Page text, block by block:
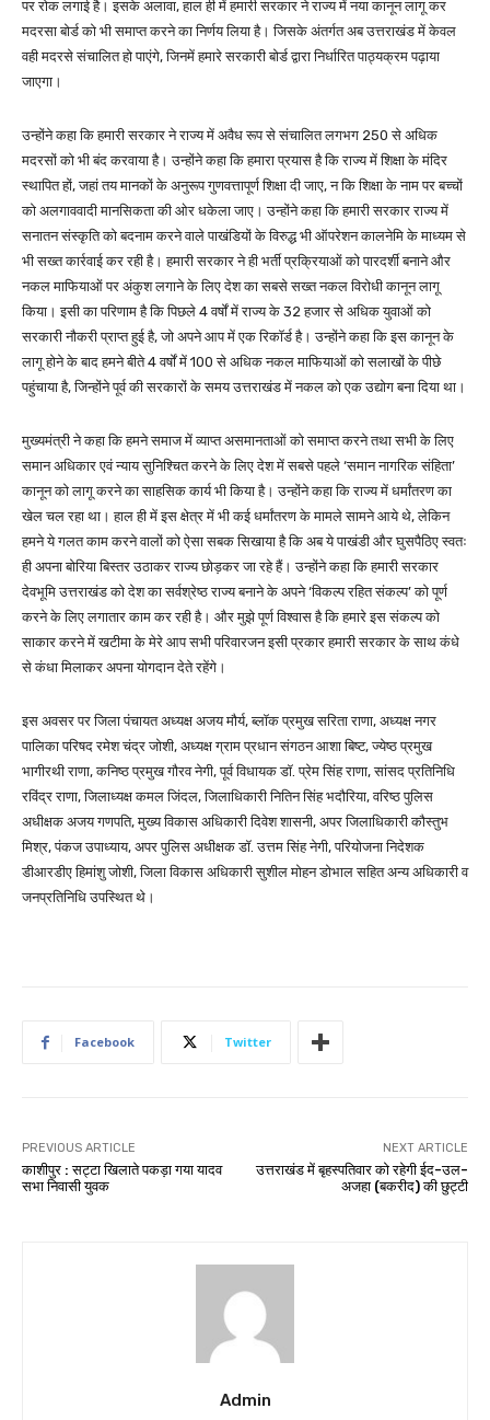
पर रोक लगाई है। इसके अलावा, हाल ही में हमारी सरकार ने राज्य में नया कानून लागू कर
मदरसा बोर्ड को भी समाप्त करने का निर्णय लिया है। जिसके अंतर्गत अब उत्तराखंड में केवल
वही मदरसे संचालित हो पाएंगे, जिनमें हमारे सरकारी बोर्ड द्वारा निर्धारित पाठ्यक्रम पढ़ाया
जाएगा।
उन्होंने कहा कि हमारी सरकार ने राज्य में अवैध रूप से संचालित लगभग 250 से अधिक
मदरसों को भी बंद करवाया है। उन्होंने कहा कि हमारा प्रयास है कि राज्य में शिक्षा के मंदिर
स्थापित हों, जहां तय मानकों के अनुरूप गुणवत्तापूर्ण शिक्षा दी जाए, न कि शिक्षा के नाम पर बच्चों
को अलगाववादी मानसिकता की ओर धकेला जाए। उन्होंने कहा कि हमारी सरकार राज्य में
सनातन संस्कृति को बदनाम करने वाले पाखंडियों के विरुद्ध भी ऑपरेशन कालनेमि के माध्यम से
भी सख्त कार्रवाई कर रही है। हमारी सरकार ने ही भर्ती प्रक्रियाओं को पारदर्शी बनाने और
नकल माफियाओं पर अंकुश लगाने के लिए देश का सबसे सख्त नकल विरोधी कानून लागू
किया। इसी का परिणाम है कि पिछले 4 वर्षों में राज्य के 32 हजार से अधिक युवाओं को
सरकारी नौकरी प्राप्त हुई है, जो अपने आप में एक रिकॉर्ड है। उन्होंने कहा कि इस कानून के
लागू होने के बाद हमने बीते 4 वर्षों में 100 से अधिक नकल माफियाओं को सलाखों के पीछे
पहुंचाया है, जिन्होंने पूर्व की सरकारों के समय उत्तराखंड में नकल को एक उद्योग बना दिया था।
मुख्यमंत्री ने कहा कि हमने समाज में व्याप्त असमानताओं को समाप्त करने तथा सभी के लिए
समान अधिकार एवं न्याय सुनिश्चित करने के लिए देश में सबसे पहले ‘समान नागरिक संहिता’
कानून को लागू करने का साहसिक कार्य भी किया है। उन्होंने कहा कि राज्य में धर्मांतरण का
खेल चल रहा था। हाल ही में इस क्षेत्र में भी कई धर्मांतरण के मामले सामने आये थे, लेकिन
हमने ये गलत काम करने वालों को ऐसा सबक सिखाया है कि अब ये पाखंडी और घुसपैठिए स्वतः
ही अपना बोरिया बिस्तर उठाकर राज्य छोड़कर जा रहे हैं। उन्होंने कहा कि हमारी सरकार
देवभूमि उत्तराखंड को देश का सर्वश्रेष्ठ राज्य बनाने के अपने ‘विकल्प रहित संकल्प’ को पूर्ण
करने के लिए लगातार काम कर रही है। और मुझे पूर्ण विश्वास है कि हमारे इस संकल्प को
साकार करने में खटीमा के मेरे आप सभी परिवारजन इसी प्रकार हमारी सरकार के साथ कंधे
से कंधा मिलाकर अपना योगदान देते रहेंगे।
इस अवसर पर जिला पंचायत अध्यक्ष अजय मौर्य, ब्लॉक प्रमुख सरिता राणा, अध्यक्ष नगर
पालिका परिषद रमेश चंद्र जोशी, अध्यक्ष ग्राम प्रधान संगठन आशा बिष्ट, ज्येष्ठ प्रमुख
भागीरथी राणा, कनिष्ठ प्रमुख गौरव नेगी, पूर्व विधायक डॉ. प्रेम सिंह राणा, सांसद प्रतिनिधि
रविंद्र राणा, जिलाध्यक्ष कमल जिंदल, जिलाधिकारी नितिन सिंह भदौरिया, वरिष्ठ पुलिस
अधीक्षक अजय गणपति, मुख्य विकास अधिकारी दिवेश शासनी, अपर जिलाधिकारी कौस्तुभ
मिश्र, पंकज उपाध्याय, अपर पुलिस अधीक्षक डॉ. उत्तम सिंह नेगी, परियोजना निदेशक
डीआरडीए हिमांशु जोशी, जिला विकास अधिकारी सुशील मोहन डोभाल सहित अन्य अधिकारी व
जनप्रतिनिधि उपस्थित थे।
Facebook Twitter
PREVIOUS ARTICLE
काशीपुर : सट्टा खिलाते पकड़ा गया यादव
सभा निवासी युवक
NEXT ARTICLE
उत्तराखंड में बृहस्पतिवार को रहेगी ईद-उल-
अजहा (बकरीद) की छुट्टी
Admin